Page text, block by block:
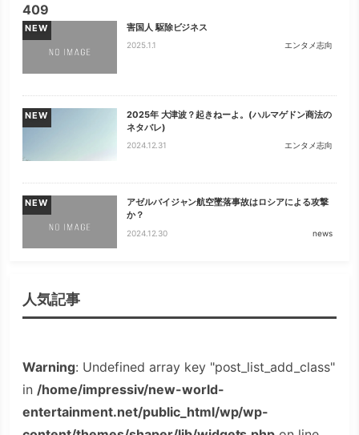
409
NEW 害国人 駆除ビジネス
2025.1.1 エンタメ志向
NEW
2025年 大津波？起きねーよ。(ハルマゲドン商法の
ネタバレ)
2024.12.31 エンタメ志向
NEW
アゼルバイジャン航空墜落事故はロシアによる攻撃
か？
2024.12.30 news
人気記事
Warning: Undefined array key "post_list_add_class"
in /home/impressiv/new-world-
entertainment.net/public_html/wp/wp-